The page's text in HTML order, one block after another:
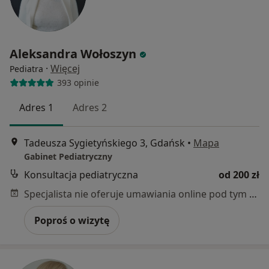
Aleksandra Wołoszyn
Pediatra · Więcej
393 opinie
Adres 1 Adres 2
Tadeusza Sygietyńskiego 3, Gdańsk • Mapa
Gabinet Pediatryczny
Konsultacja pediatryczna
od 200 zł
Specjalista nie oferuje umawiania online pod tym adresem.
Poproś o wizytę